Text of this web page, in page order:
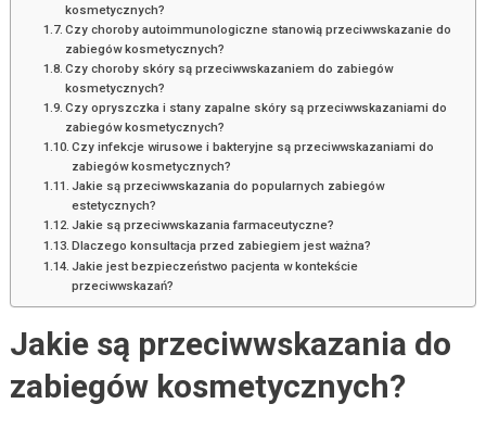
kosmetycznych?
Czy choroby autoimmunologiczne stanowią przeciwwskazanie do
zabiegów kosmetycznych?
Czy choroby skóry są przeciwwskazaniem do zabiegów
kosmetycznych?
Czy opryszczka i stany zapalne skóry są przeciwwskazaniami do
zabiegów kosmetycznych?
Czy infekcje wirusowe i bakteryjne są przeciwwskazaniami do
zabiegów kosmetycznych?
Jakie są przeciwwskazania do popularnych zabiegów
estetycznych?
Jakie są przeciwwskazania farmaceutyczne?
Dlaczego konsultacja przed zabiegiem jest ważna?
Jakie jest bezpieczeństwo pacjenta w kontekście
przeciwwskazań?
Jakie są przeciwwskazania do
zabiegów kosmetycznych?